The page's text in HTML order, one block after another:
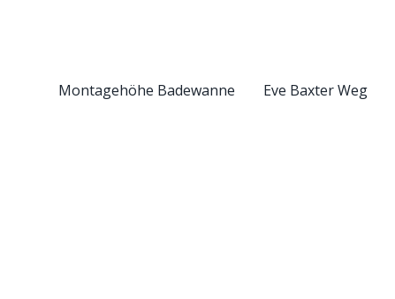
Montagehöhe Badewanne Eve Baxter Weg